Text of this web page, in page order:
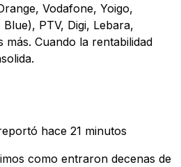
Vodafone, Yoigo,
PTV, Digi, Lebara,
más. Cuando la rentabilidad
hace 21 minutos
como entraron decenas de